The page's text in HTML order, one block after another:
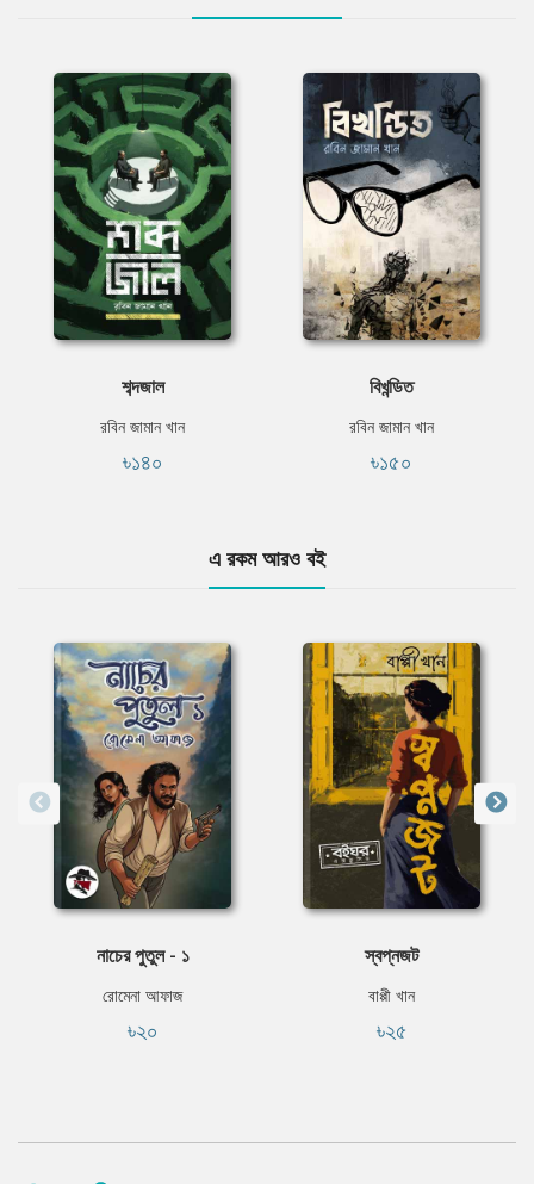
শব্দজাল
রবিন জামান খান
৳১৪০
বিখন্ডিত
রবিন জামান খান
৳১৫০
এ রকম আরও বই
নাচের পুতুল - ১
রোমেনা আফাজ
৳২০
স্বপ্নজট
বাপ্পী খান
৳২৫